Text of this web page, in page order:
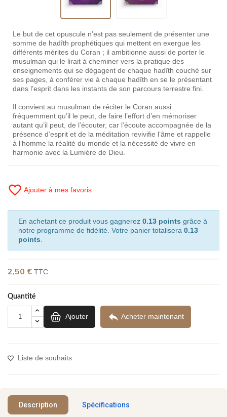
Le but de cet opuscule n’est pas seulement de présenter une
somme de hadîth prophétiques qui mettent en exergue les
différents mérites du Coran ; il ambitionne aussi de porter le
musulman qui le lirait à cheminer vers la pratique des
enseignements qui se dégagent de chaque hadîth couché sur
ses pages, à conférer vie à chaque hadîth en se le présentant
dans l’esprit dans les instants de son parcours terrestre fini.
Il convient au musulman de réciter le Coran aussi
fréquemment qu’il le peut, de faire l’effort d’en mémoriser
autant qu’il peut, de l’écouter, car l’écoute accompagnée de la
présence d’esprit et de la méditation revivifie l’âme et rappelle
à l’homme la réalité du monde et la nécessité de vivre en
harmonie avec la Lumière de Dieu.
favorite_border Ajouter à mes favoris
En achetant ce produit vous gagnerez 0.13 points grâce à
notre programme de fidélité. Votre panier totalisera 0.13
points
2,50 € TTC
Quantité
Ajouter  Acheter maintenant
Liste de souhaits
Description Spécifications